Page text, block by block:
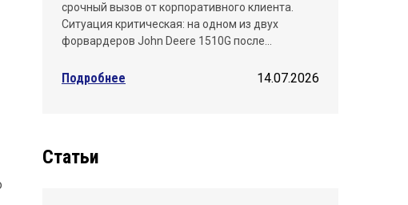
срочный вызов от корпоративного клиента.
Ситуация критическая: на одном из двух
форвардеров John Deere 1510G после…
Подробнее 14.07.2026
Статьи